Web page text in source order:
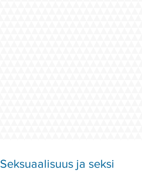
Seksuaalisuus ja seksi